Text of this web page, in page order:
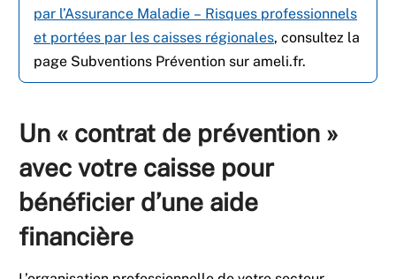
par l’Assurance Maladie – Risques professionnels
et portées par les caisses régionales, consultez la
page Subventions Prévention sur ameli.fr.
Un « contrat de prévention »
avec votre caisse pour
bénéficier d’une aide
financière